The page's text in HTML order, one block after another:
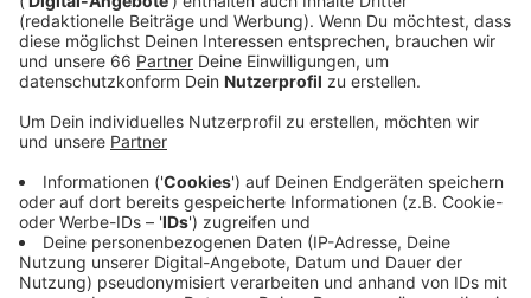
Erst ein kleines Dorf am Niederrhein, dann die
mit Gegensätzen aus und mit einem steinigen Weg
Erinnerungssong", hat er uns im Interview erzählt. "Egal
wie schlimm es läuft, es geht bei den meisten Sachen
irgendwann wieder weg". So eine schöne Botschaft
haben wir uns neu in den besten Mix geholt.